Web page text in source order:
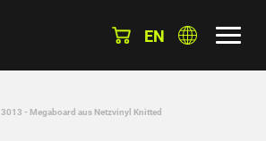
EN
3013 - Megaboard aus Netzvinyl Knitted